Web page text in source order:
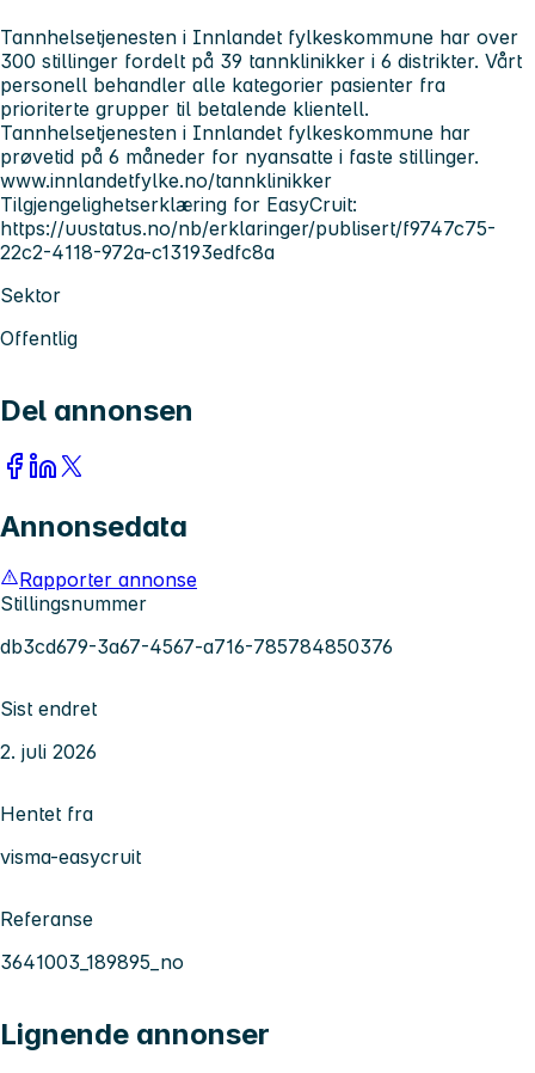
Tannhelsetjenesten i Innlandet fylkeskommune har over
300 stillinger fordelt på 39 tannklinikker i 6 distrikter. Vårt
personell behandler alle kategorier pasienter fra
prioriterte grupper til betalende klientell.
Tannhelsetjenesten i Innlandet fylkeskommune har
prøvetid på 6 måneder for nyansatte i faste stillinger.
www.innlandetfylke.no/tannklinikker
Tilgjengelighetserklæring for EasyCruit:
https://uustatus.no/nb/erklaringer/publisert/f9747c75-
22c2-4118-972a-c13193edfc8a
Sektor
Offentlig
Del annonsen
Annonsedata
Rapporter annonse
Stillingsnummer
db3cd679-3a67-4567-a716-785784850376
Sist endret
2. juli 2026
Hentet fra
visma-easycruit
Referanse
3641003_189895_no
Lignende annonser